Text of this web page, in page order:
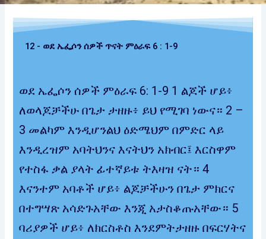
12 - ወደ ኤፌሶን ሰዎች ጥናት ምዕራፍ 6 : 1-9
ወደ ኤፌሶን ሰዎች ምዕራፍ 6: 1-9 1 ልጆች ሆይ፥
ለወላጆቻችሁ በጌታ ታዘዙ፥ ይህ የሚገባ ነውና። 2 –
3 መልካም እንዲሆንልህ ዕድሜህም በምድር ላይ
እንዲረዝም አባትህንና እናትህን አክብር፤ እርስዋም
የተስፋ ቃል ያላት ፊተኛይቱ ትእዛዝ ናት። 4
እናንተም አባቶች ሆይ፥ ልጆቻችሁን በጌታ ምክርና
በተግሣጽ አሳድጉአቸው እንጂ አታስቆጡአቸው። 5
ባሪያዎች ሆይ፥ ለክርስቶስ እንደምትታዘዙ በፍርሃትና